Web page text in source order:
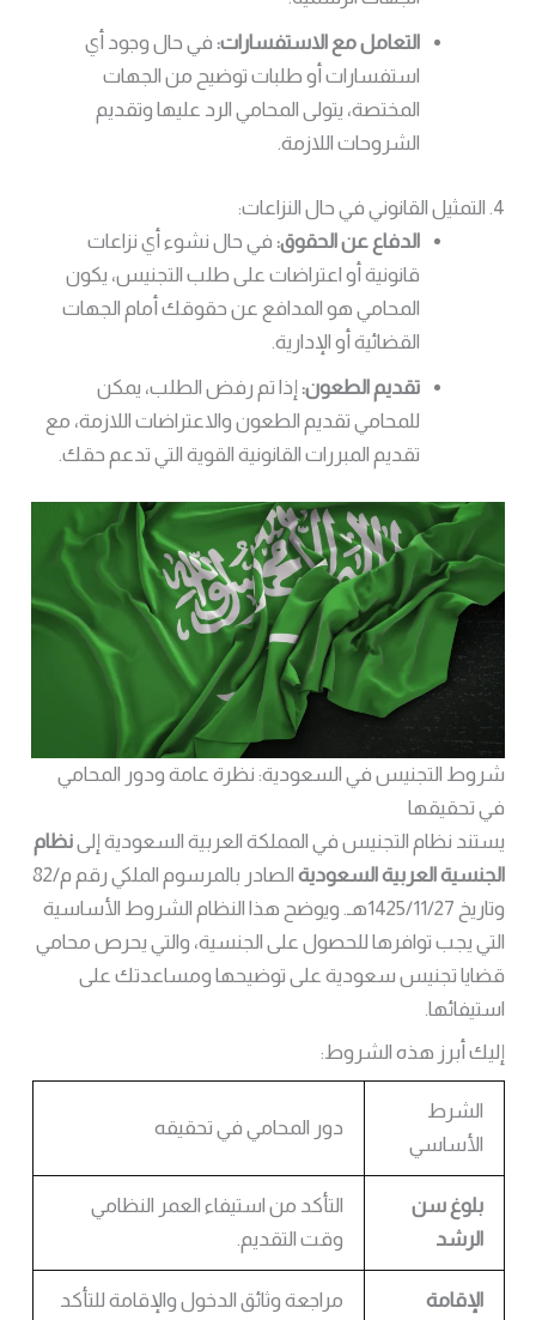
التعامل مع الاستفسارات: في حال وجود أي
استفسارات أو طلبات توضيح من الجهات
المختصة، يتولى المحامي الرد عليها وتقديم
الشروحات اللازمة.
4. التمثيل القانوني في حال النزاعات:
الدفاع عن الحقوق: في حال نشوء أي نزاعات
قانونية أو اعتراضات على طلب التجنيس، يكون
المحامي هو المدافع عن حقوقك أمام الجهات
القضائية أو الإدارية.
تقديم الطعون: إذا تم رفض الطلب، يمكن
للمحامي تقديم الطعون والاعتراضات اللازمة، مع
تقديم المبررات القانونية القوية التي تدعم حقك.
شروط التجنيس في السعودية: نظرة عامة ودور المحامي
في تحقيقها
يستند نظام التجنيس في المملكة العربية السعودية إلىنظام
الجنسية العربية السعودية
الصادر بالمرسوم الملكي رقم م/82
وتاريخ 1425/11/27هـ. ويوضح هذا النظام الشروط الأساسية
التي يجب توافرها للحصول على الجنسية، والتي يحرص محامي
قضايا تجنيس سعودية على توضيحها ومساعدتك على
استيفائها.
إليك أبرز هذه الشروط:
الشرط
الأساسي
دور المحامي في تحقيقه
بلوغ سن
الرشد
التأكد من استيفاء العمر النظامي
وقت التقديم.
الإقامة
مراجعة وثائق الدخول والإقامة للتأكد